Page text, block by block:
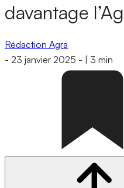
davantage
Rédaction Agra
- 23 janvier 2025 - 3 min